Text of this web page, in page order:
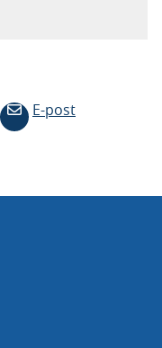
E-post